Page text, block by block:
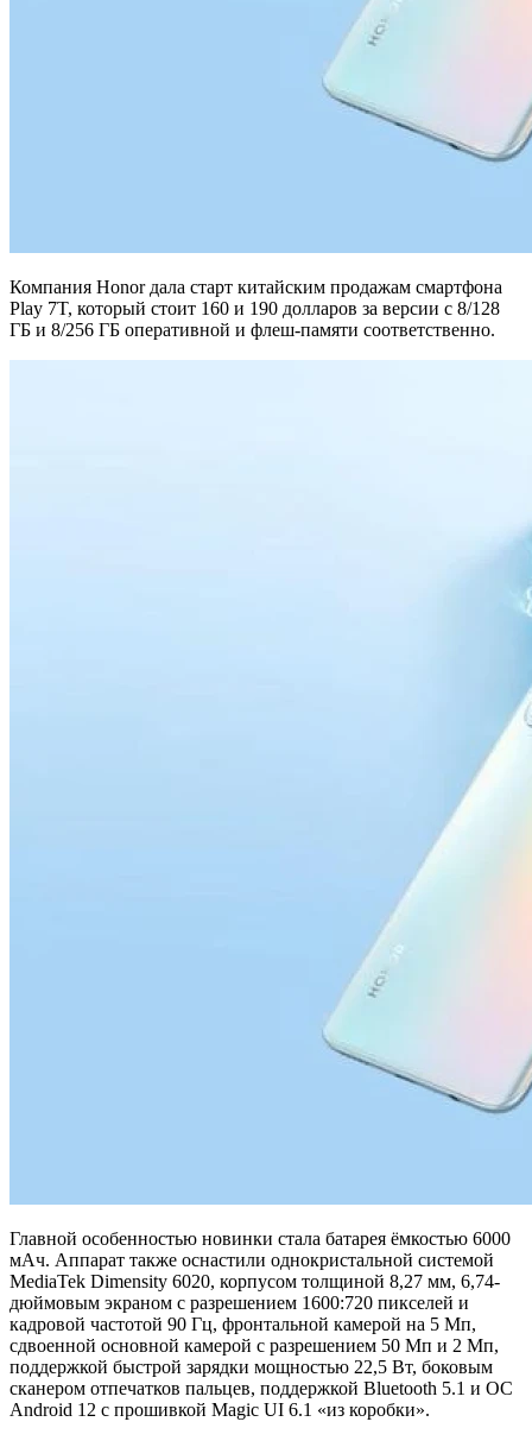
Компания Honor дала старт китайским продажам смартфона
Play 7T, который стоит 160 и 190 долларов за версии с 8/128
ГБ и 8/256 ГБ оперативной и флеш-памяти соответственно.
Главной особенностью новинки стала батарея ёмкостью 6000
мАч. Аппарат также оснастили однокристальной системой
MediaTek Dimensity 6020, корпусом толщиной 8,27 мм, 6,74-
дюймовым экраном с разрешением 1600:720 пикселей и
кадровой частотой 90 Гц, фронтальной камерой на 5 Мп,
сдвоенной основной камерой с разрешением 50 Мп и 2 Мп,
поддержкой быстрой зарядки мощностью 22,5 Вт, боковым
сканером отпечатков пальцев, поддержкой Bluetooth 5.1 и ОС
Android 12 с прошивкой Magic UI 6.1 «из коробки».